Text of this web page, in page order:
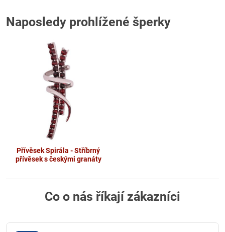
Naposledy prohlížené šperky
Přívěsek Spirála - Stříbrný
přívěsek s českými granáty
Co o nás říkají zákazníci